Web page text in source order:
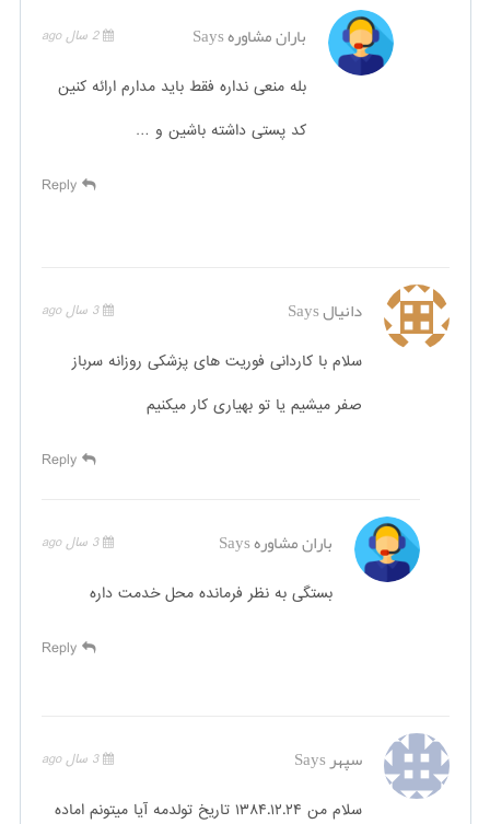
باران مشاورهSays 2 سال ago
بله منعی نداره فقط باید مدارم ارائه کنین
کد پستی داشته باشین و …
Reply
دانیالSays 3 سال ago
سلام با کاردانی فوریت های پزشکی روزانه سرباز
صفر میشیم یا تو بهیاری کار میکنیم
Reply
باران مشاورهSays 3 سال ago
بستگی به نظر فرمانده محل خدمت داره
Reply
سپهرSays 3 سال ago
سلام من ۱۳۸۴.۱۲.۲۴ تاریخ تولدمه آیا میتونم اماده